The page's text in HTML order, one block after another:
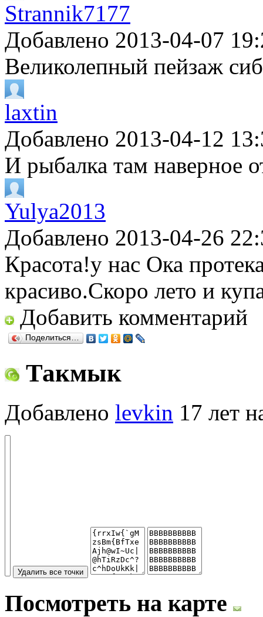
Strannik7177
Добавлено 2013-04-07
Великолепный пейзаж
laxtin
Добавлено 2013-04-12
И рыбалка там наверное
Yulya2013
Добавлено 2013-04-26
Красота!у нас Ока
красиво.Скоро лето и
Добавить комментарий
Поделиться…
Такмык
Добавлено levkin 17 лет
Посмотреть на карте